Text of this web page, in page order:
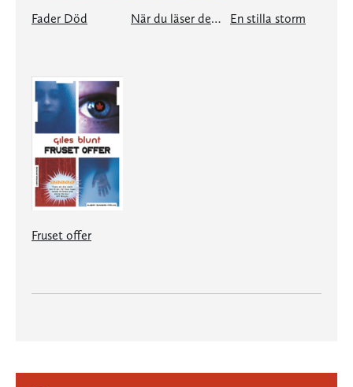
Fader Död När du läser detta En stilla storm
Fruset offer